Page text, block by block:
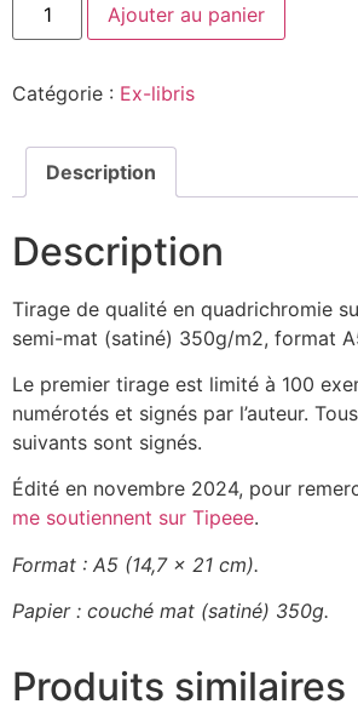
Ajouter au panier
Catégorie : Ex-libris
Description
Description
Tirage de qualité en quadrichromie
semi-mat (satiné) 350g/m2, format
Le premier tirage est limité à 100
numérotés et signés par l’auteur.
suivants sont signés.
Édité en novembre 2024, pour
me soutiennent sur Tipeee.
Format : A5 (14,7 x 21 cm).
Papier : couché mat (satiné) 350g.
Produits similaires